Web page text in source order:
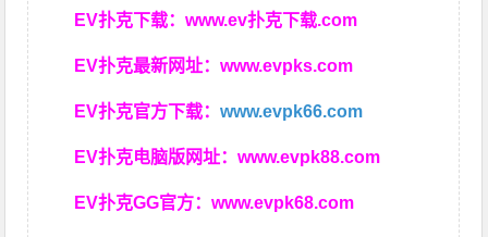
EV扑克下载：www.ev扑克下载.com
EV扑克最新网址：www.evpks.com
EV扑克官方下载：www.evpk66.com
EV扑克电脑版网址：www.evpk88.com
EV扑克GG官方：www.evpk68.com